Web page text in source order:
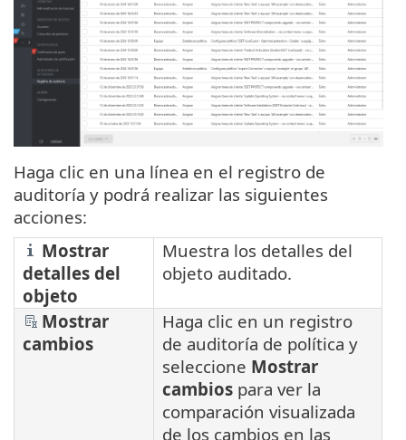
Haga clic en una línea en el registro de
auditoría y podrá realizar las siguientes
acciones:
Mostrar
detalles del
objeto
Muestra los detalles del
objeto auditado.
Mostrar
cambios
Haga clic en un registro
de auditoría de política y
seleccione Mostrar
cambios para ver la
comparación visualizada
de los cambios en las